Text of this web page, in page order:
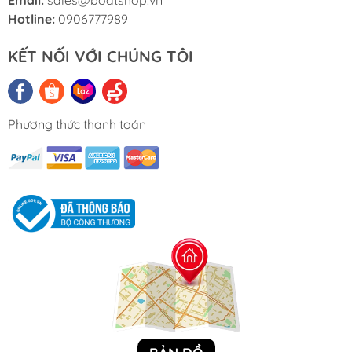
Chân Vịt Nhôm Solas – Hiệu
suất cao, Bền bỉ, Tương
thích hoàn hảo:
Boat Shop cung cấp các dòng chân vịt Solas phổ
biến cho động cơ Mercury, trong đó có hai mã sản
phẩm tiêu biểu với các thông số kỹ thuật khác
1. Chân Vịt Solas Mã 1411-135-15:
Các dòngđộng cơ gắn ngoài
Mercury từ 40HP đến 140HPvới
Nhôm cao cấp.
Đài Loan, thương hiệuSOLAS
Hotline: 0906777989
KẾT NỐI VỚI CHÚNG TÔI
Phương thức thanh toán